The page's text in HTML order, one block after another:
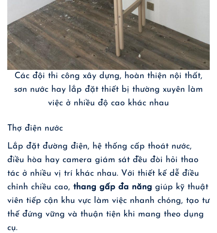
Các đội thi công xây dựng, hoàn thiện nội thất,
sơn nước hay lắp đặt thiết bị thường xuyên làm
việc ở nhiều độ cao khác nhau
Thợ điện nước
Lắp đặt đường điện, hệ thống cấp thoát nước,
điều hòa hay camera giám sát đều đòi hỏi thao
tác ở nhiều vị trí khác nhau. Với thiết kế dễ điều
chỉnh chiều cao, thang gấp đa năng giúp kỹ thuật
viên tiếp cận khu vực làm việc nhanh chóng, tạo tư
thế đứng vững và thuận tiện khi mang theo dụng
cụ.